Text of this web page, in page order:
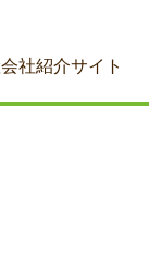
社紹介サイト